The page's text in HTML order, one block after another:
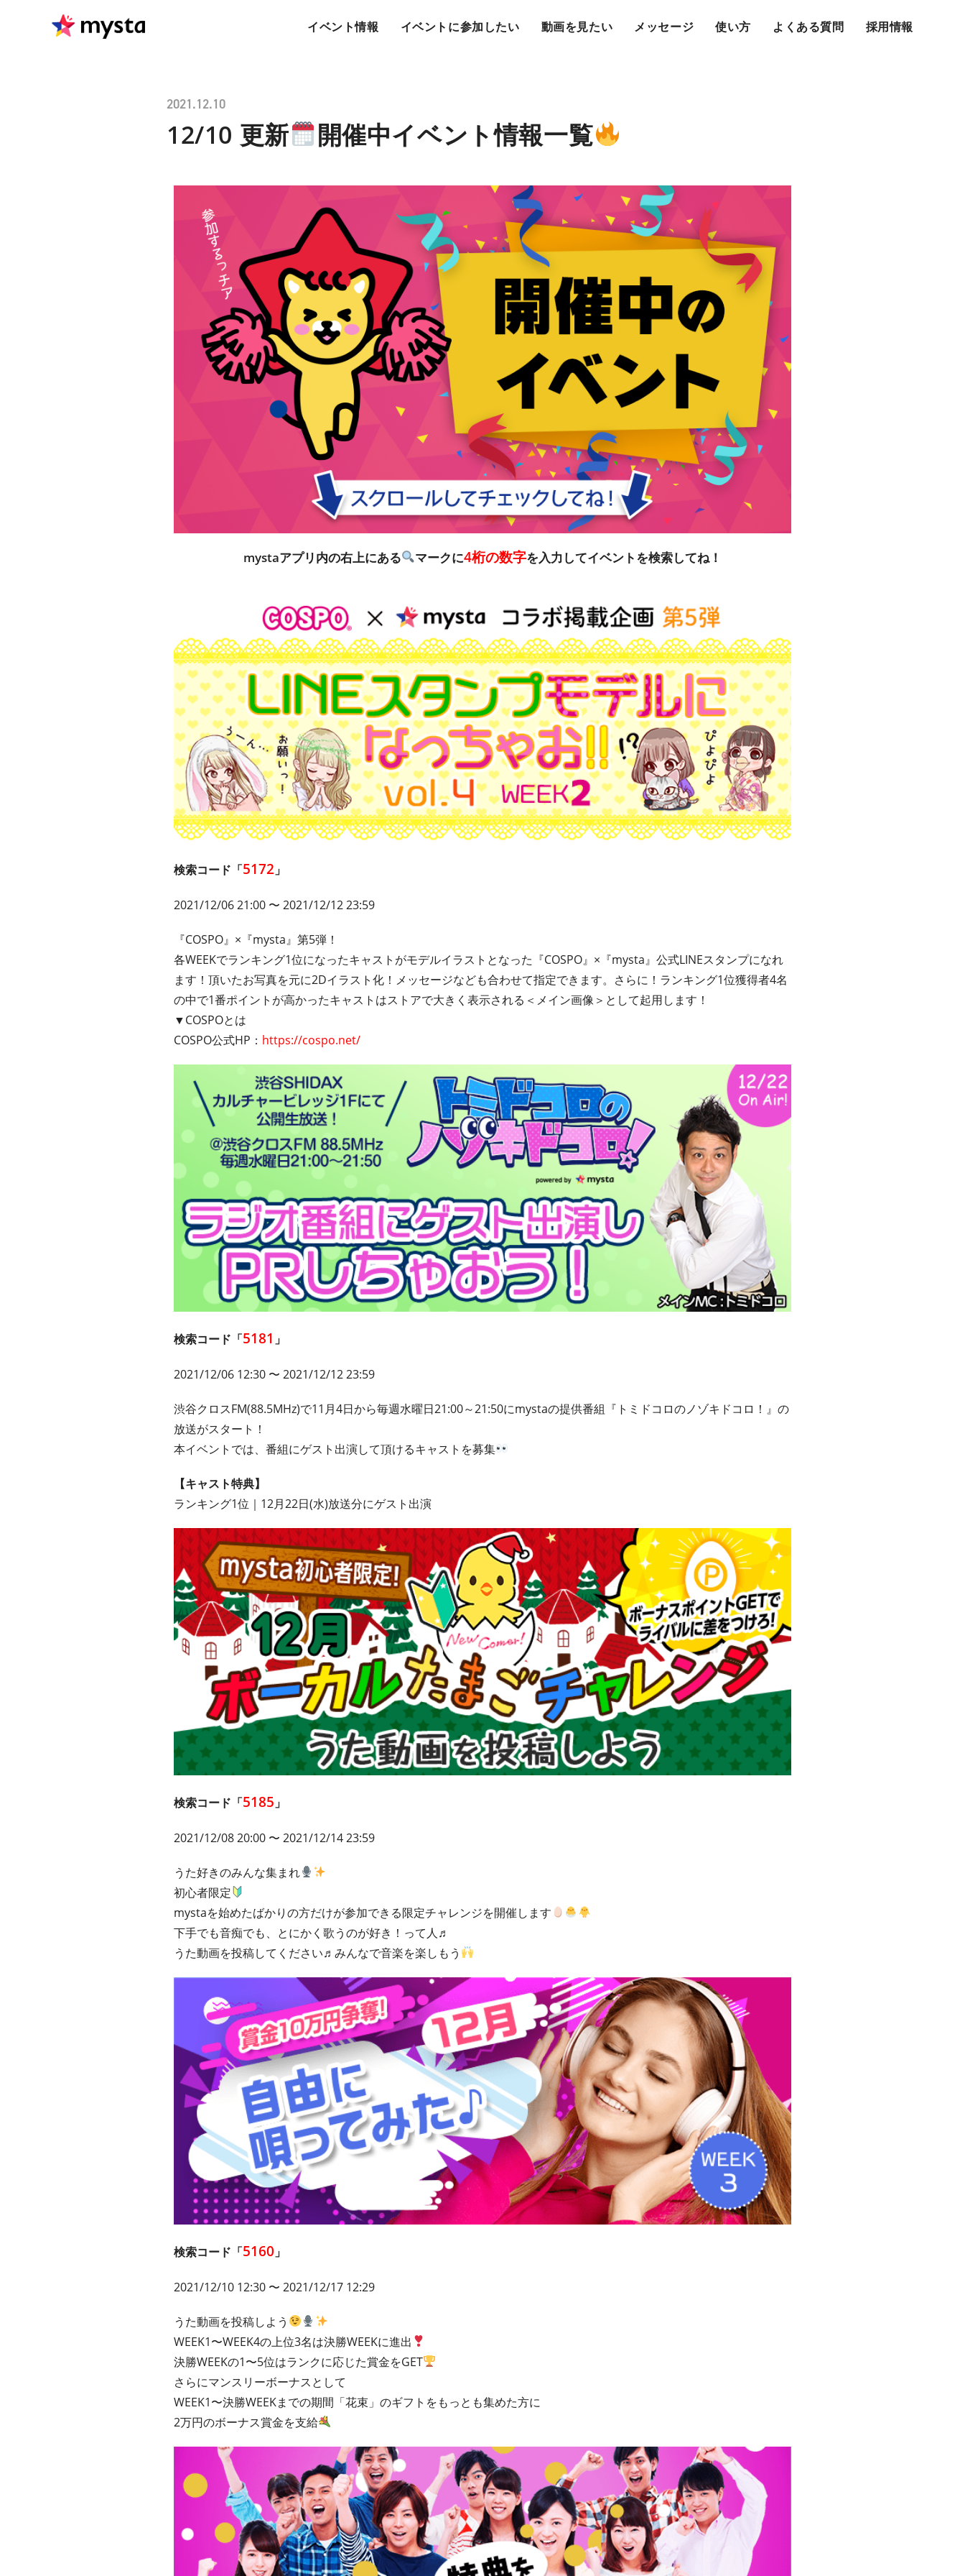
イベント情報 イベントに参加したい 動画を見たい メッセージ 使い方 よくある質問 採用情報
2021.12.10
12/10 更新 開催中イベント情報一覧
mystaアプリ内の右上にある マークに4桁の数字を入力してイベントを検索してね！
検索コード「5172 」
2021/12/06 21:00 〜 2021/12/12 23:59
『COSPO』×『mysta』第5弾！
各WEEKでランキング1位になったキャストがモデルイラストとなった『COSPO』×『mysta』公式LINEスタンプになれ
ます！頂いたお写真を元に2Dイラスト化！メッセージなども合わせて指定できます。さらに！ランキング1位獲得者4名
の中で1番ポイントが高かったキャストはストアで大きく表示される＜メイン画像＞として起用します！
▼COSPOとは
COSPO公式HP： https://cospo.net/
検索コード「5181 」
2021/12/06 12:30 〜 2021/12/12 23:59
渋谷クロスFM(88.5MHz)で11月4日から毎週水曜日21:00～21:50にmystaの提供番組『トミドコロのノゾキドコロ！』の
放送がスタート！
本イベントでは、番組にゲスト出演して頂けるキャストを募集
【キャスト特典】
ランキング1位｜12月22日(水)放送分にゲスト出演
検索コード「5185 」
2021/12/08 20:00 〜 2021/12/14 23:59
うた好きのみんな集まれ
初心者限定
mystaを始めたばかりの方だけが参加できる限定チャレンジを開催します
下手でも音痴でも、とにかく歌うのが好き！って人♬
うた動画を投稿してください♬みんなで音楽を楽しもう
検索コード「5160 」
2021/12/10 12:30 〜 2021/12/17 12:29
うた動画を投稿しよう
WEEK1〜WEEK4の上位3名は決勝WEEKに進出
決勝WEEKの1〜5位はランクに応じた賞金をGET
さらにマンスリーボーナスとして
WEEK1〜決勝WEEKまでの期間「花束」のギフトをもっとも集めた方に
2万円のボーナス賞金を支給